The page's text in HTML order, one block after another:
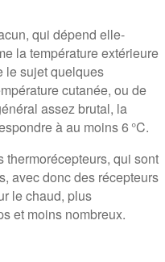
qui dépend elle-
la température extérieure
le sujet quelques
cutanée, ou de
assez brutal, la
à au moins 6 °C.
qui sont
avec donc des récepteurs
le chaud, plus
et moins nombreux.